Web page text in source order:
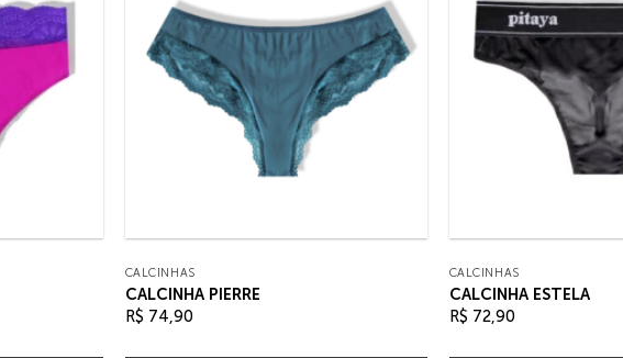
CALCINHAS
CALCINHA PIERRE
R$ 74,90
CALCINHAS
CALCINHA ESTELA
R$ 72,90